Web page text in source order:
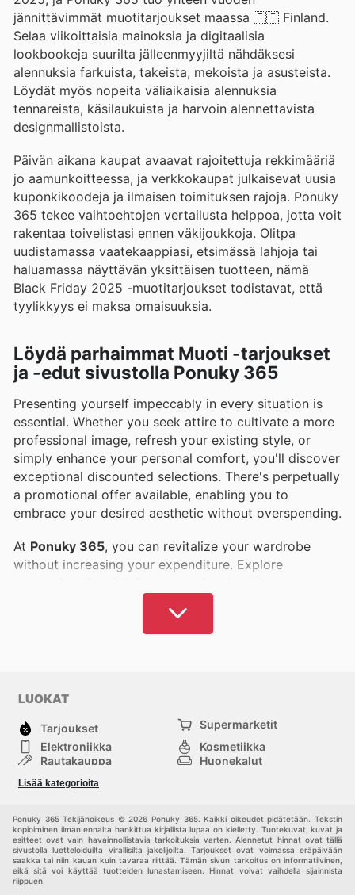
jännittävimmät muotitarjoukset maassa 🇫🇮 Finland.
Selaa viikoittaisia mainoksia ja digitaalisia
lookbookeja suurilta jälleenmyyjiltä nähdäksesi
alennuksia farkuista, takeista, mekoista ja asusteista.
Löydät myös nopeita väliaikaisia alennuksia
tennareista, käsilaukuista ja harvoin alennettavista
designmallistoista.
Päivän aikana kaupat avaavat rajoitettuja rekkimääriä
jo aamunkoitteessa, ja verkkokaupat julkaisevat uusia
kuponkikoodeja ja ilmaisen toimituksen rajoja. Ponuky
365 tekee vaihtoehtojen vertailusta helppoa, jotta voit
rakentaa toivelistasi ennen väkijoukkoja. Olitpa
uudistamassa vaatekaappiasi, etsimässä lahjoja tai
haluamassa näyttävän yksittäisen tuotteen, nämä
Black Friday 2025 -muotitarjoukset todistavat, että
tyylikkyys ei maksa omaisuuksia.
Löydä parhaimmat Muoti -tarjoukset
ja -edut sivustolla Ponuky 365
Presenting yourself impeccably in every situation is
essential. Whether you seek attire to cultivate a more
professional image, refresh your existing style, or
simply enhance your personal comfort, you'll discover
exceptional discounted selections. There's perpetually
a promotional offer available, enabling you to
embrace your desired aesthetic without overspending.
At Ponuky 365, you can revitalize your wardrobe
without increasing your expenditure. Explore
women's and men's apparel, children's fashion,
athletic wear, and much more. What are your
preferred labels, and where do you typically make
budget. You will find the most current and pertinent
in your vicinity or for online ordering, taking
advantage of current promotions.
Finland boasts an extensive array of esteemed
quality, ensuring you can consistently present a
polished and fashionable appearance. Discover
optimal deals from both local retailers and online
stores, facilitating the acquisition of sophisticated
garments at competitive prices. Leverage current
LUOKAT
Tarjoukset
Supermarketit
Elektroniikka
Kosmetiikka
Rautakauppa
Huonekalut
Urheilu
Lisää kategorioita
Ponuky 365 Tekijänoikeus © 2026 Ponuky 365. Kaikki oikeudet pidätetään. Tekstin
kopioiminen ilman ennalta hankittua kirjallista lupaa on kielletty. Tuotekuvat, kuvat ja
esitteet ovat vain havainnollistavia tarkoituksia varten. Alennetut hinnat ovat tällä
sivustolla luetteloiduilta virallisilta jakelijoilta. Tarjoukset ovat voimassa eräpäivään
saakka tai niin kauan kuin tavaraa riittää. Tämän sivun tarkoitus on informatiivinen,
eikä sitä voi käyttää tuotteiden lunastamiseen. Hinnat voivat vaihdella sijainnista
riippuen.